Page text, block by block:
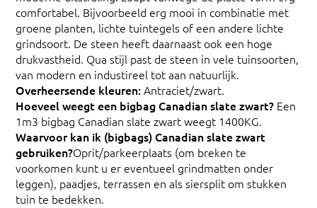
comfortabel. Bijvoorbeeld erg mooi in combinatie met
groene planten, lichte tuintegels of een andere lichte
grindsoort. De steen heeft daarnaast ook een hoge
drukvastheid. Qua stijl past de steen in vele tuinsoorten,
van modern en industireel tot aan natuurlijk.
Overheersende kleuren:Antraciet/zwart.
Hoeveel weegt een bigbag Canadian slate zwart? Een
1m3 bigbag Canadian slate zwart weegt 1400KG.
Waarvoor kan ik (bigbags) Canadian slate zwart
gebruiken?Oprit/parkeerplaats (om breken te
voorkomen kunt u er eventueel grindmatten onder
leggen), paadjes, terrassen en als siersplit om stukken
tuin te bedekken.